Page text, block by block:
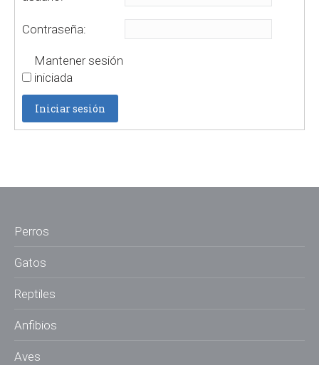
Contraseña:
Mantener sesión
iniciada
Iniciar sesión
Perros
Gatos
Reptiles
Anfibios
Aves